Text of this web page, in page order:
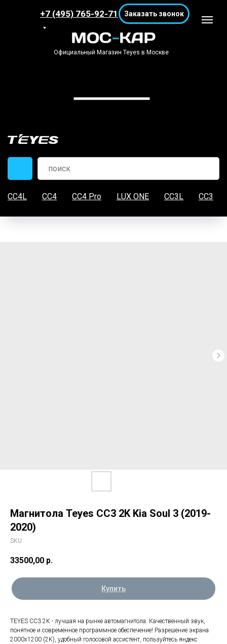
Официальный Магазин Teyes в Москве
+7 (495) 765-92-71 Заказать звонок
CC4L CC4 CC4 Pro LUX ONE CC3L CC3
Магнитола Teyes CC3 2K Kia Soul 3 (2019-
2020)
SKU:
33500,00 р.
Купить
TEYES CC3 2K - лучшая на рынке автомагнитола. Качественный звук,
понятное и современное программное обеспечение! Разрешение экрана
2000х1200 (2K), удобный голосовой ассистент, пользуйтесь яндекс